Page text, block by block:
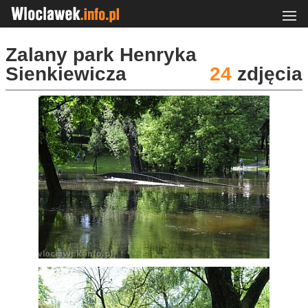
Zalany park Henryka
Sienkiewicza
24 zdjęcia